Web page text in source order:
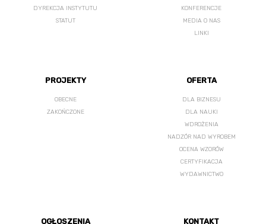
DYREKCJA INSTYTUTU
STATUT
KONFERENCJE
MEDIA O NAS
LINKI
PROJEKTY
OBECNE
ZAKOŃCZONE
OFERTA
DLA BIZNESU
DLA NAUKI
WDROŻENIA
NADZÓR NAD WYROBEM
OCENA WZORÓW
CERTYFIKACJA
WYDAWNICTWO
OGŁOSZENIA KONTAKT